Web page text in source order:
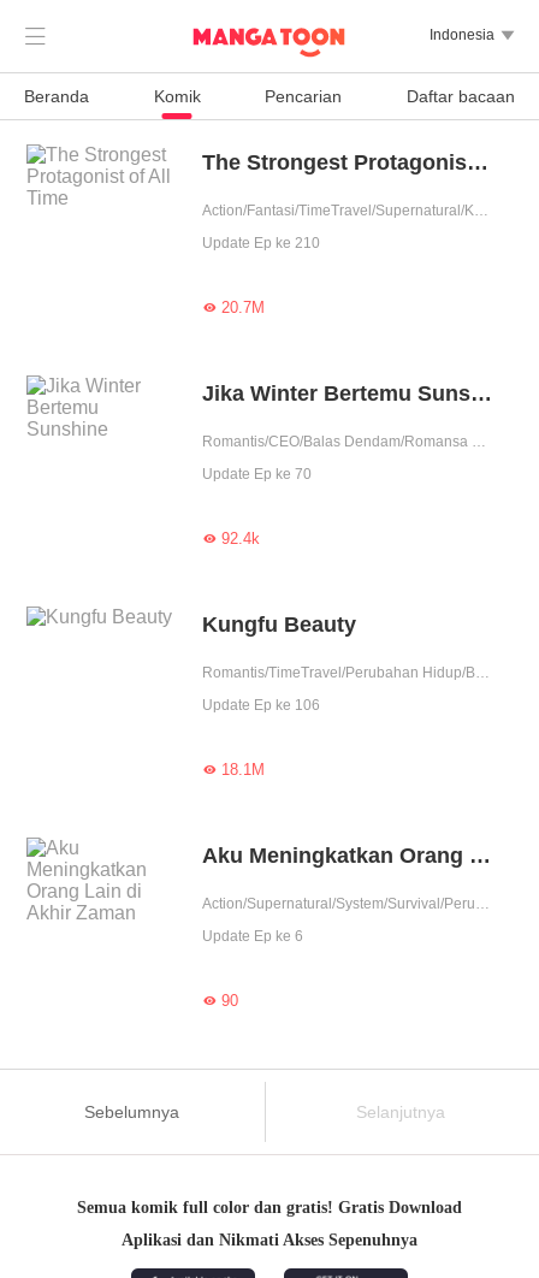
 Indonesia 
Beranda Komik Pencarian Daftar bacaan
The Strongest Protagonist of All Time
Action/Fantasi/TimeTravel/Supernatural/Kultivasi/Perubahan Hidup
Update Ep ke 210
20.7M
Jika Winter Bertemu Sunshine
Romantis/CEO/Balas Dendam/Romansa Modern/Urban/Perubahan Hidup
Update Ep ke 70
92.4k
Kungfu Beauty
Romantis/TimeTravel/Perubahan Hidup/Berubah manjadi cantik
Update Ep ke 106
18.1M
Aku Meningkatkan Orang Lain di Akhir Zaman
Action/Supernatural/System/Survival/Perubahan Hidup
Update Ep ke 6
90
Sebelumnya Selanjutnya
Semua komik full color dan gratis! Gratis Download
Aplikasi dan Nikmati Akses Sepenuhnya